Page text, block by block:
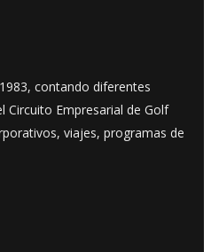
contando diferentes
Circuito Empresarial de Golf
viajes, programas de